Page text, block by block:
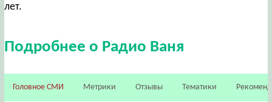
лет.
Подробнее о Радио Ваня
Головное СМИ Метрики Отзывы Тематики